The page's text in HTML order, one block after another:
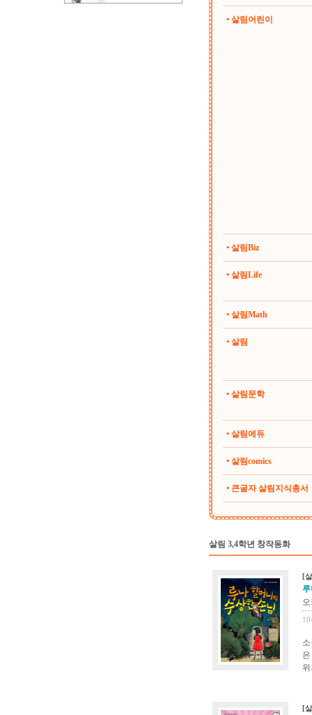
• 살림어린이
• 살림Biz
• 살림Life
• 살림Math
• 살림
• 살림문학
• 살림에듀
• 살림comics
• 큰글자 살림지식총서
살림 3,4학년 창작동화
[
루
[